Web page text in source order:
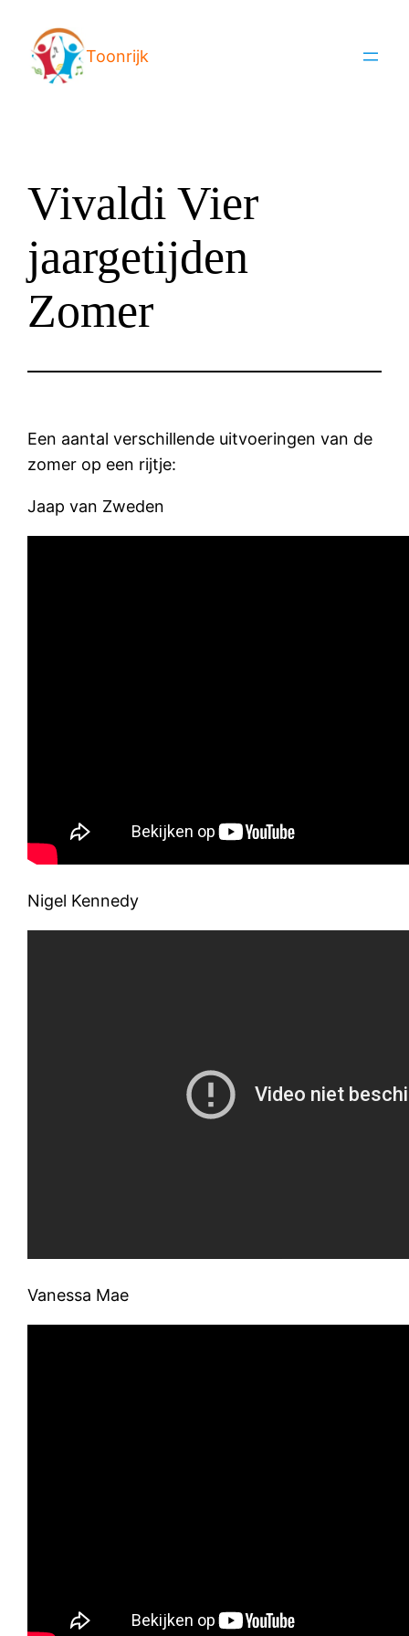
naar
Toonrijk
Vivaldi Vier
jaargetijden
Zomer
Een aantal verschillende uitvoeringen van de
zomer op een rijtje:
Jaap van Zweden
Nigel Kennedy
Vanessa Mae